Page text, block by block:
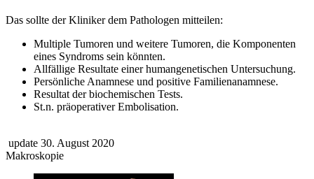
Das sollte der Kliniker dem Pathologen mitteilen:
Multiple Tumoren und weitere Tumoren, die Komponenten
eines Syndroms sein könnten.
Allfällige Resultate einer humangenetischen Untersuchung.
Persönliche Anamnese und positive Familienanamnese.
Resultat der biochemischen Tests.
St.n. präoperativer Embolisation.
update 30. August 2020
Makroskopie